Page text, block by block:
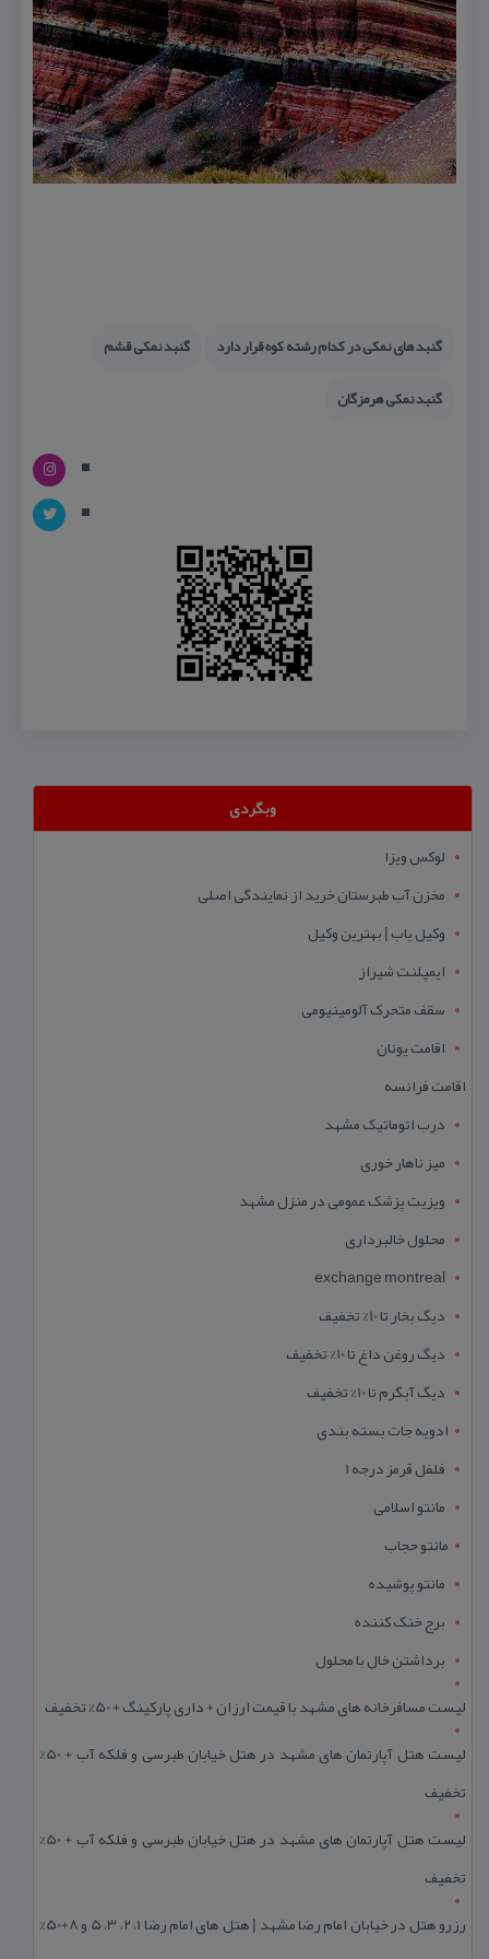
گنبد های نمكی در كدام رشته كوه قرار دارد
گنبد نمكی قشم
گنبد نمكی هرمزگان
وبگردی
لوکس ویزا
مخزن آب طبرستان خرید از نمایندگی اصلی
وکیل یاب | بهترین وکیل
ایمپلنت شیراز
سقف متحرک آلومینیومی
اقامت یونان
اقامت فرانسه
درب اتوماتیک مشهد
میز ناهار خوری
ویزیت پزشک عمومی در منزل مشهد
محلول خالبرداری
exchange montreal
دیگ بخار تا 10% تخفیف
دیگ روغن داغ تا 10% تخفیف
دیگ آبگرم تا 10% تخفیف
ادویه جات بسته بندی
فلفل قرمز درجه 1
مانتو اسلامی
مانتو حجاب
مانتو پوشیده
برج خنک کننده
برداشتن خال با محلول
لیست مسافرخانه های مشهد با قیمت ارزان + داری پارکینگ + 50% تخفیف
لیست هتل آپارتمان های مشهد در هتل خیابان طبرسی و فلکه آب + 50%
تخفیف
لیست هتل آپارتمان های مشهد در هتل خیابان طبرسی و فلکه آب + 50%
تخفیف
رزرو هتل در خیابان امام رضا مشهد | هتل‌ های امام رضا 1، 2، 3، 5 و 8+50%